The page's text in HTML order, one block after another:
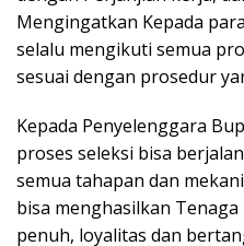
Mengingatkan Kepada
selalu mengikuti semua
sesuai dengan prosedur
Kepada Penyelenggara
proses seleksi bisa
semua tahapan dan
bisa menghasilkan
penuh, loyalitas dan